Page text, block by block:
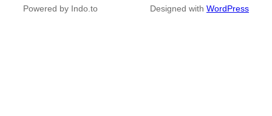
Powered by Indo.to Designed with WordPress